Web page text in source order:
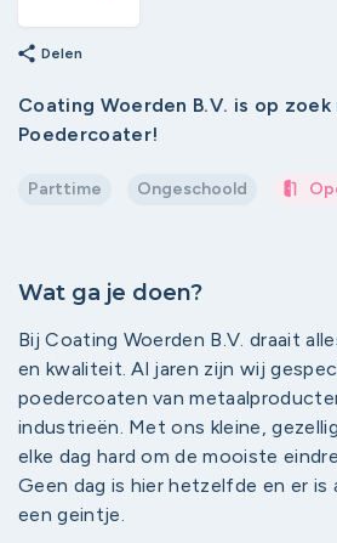
share Delen
Coating Woerden B.V. is op
Poedercoater!
Parttime Ongeschoold
Wat ga je doen?
Bij Coating Woerden B.V. draait
en kwaliteit. Al jaren zijn wij
poedercoaten van
industrieën. Met ons kleine,
elke dag hard om de mooiste
Geen dag is hier hetzelfde en er
een geintje.